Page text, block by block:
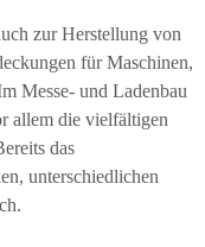
zur Herstellung von
für Maschinen,
Messe- und Ladenbau
allem die vielfältigen
das
unterschiedlichen